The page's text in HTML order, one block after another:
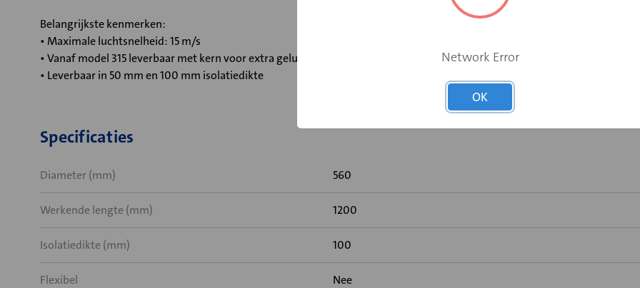
Belangrijkste kenmerken:
• Maximale luchtsnelheid: 15 m/s
• Vanaf model 315 leverbaar met kern voor extra geluiddemping
• Leverbaar in 50 mm en 100 mm isolatiedikte
Specificaties
Diameter (mm) 560
Werkende lengte (mm) 1200
Isolatiedikte (mm) 100
Flexibel Nee
Network Error
OK